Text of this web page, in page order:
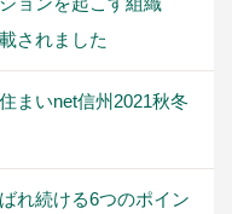
されました
まいnet信州2021秋冬
れ続ける6つのポイン